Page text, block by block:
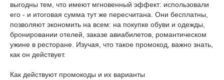
выгодны тем, что имеют мгновенный эффект: использовали
его - и итоговая сумма тут же пересчитана. Они бесплатны,
позволяют экономить на всем: на покупке обуви и одежды,
бронировании отелей, заказе авиабилетов, романтическом
ужине в ресторане. Изучая, что такое промокод, важно знать,
как он действует.
Как действуют промокоды и их варианты